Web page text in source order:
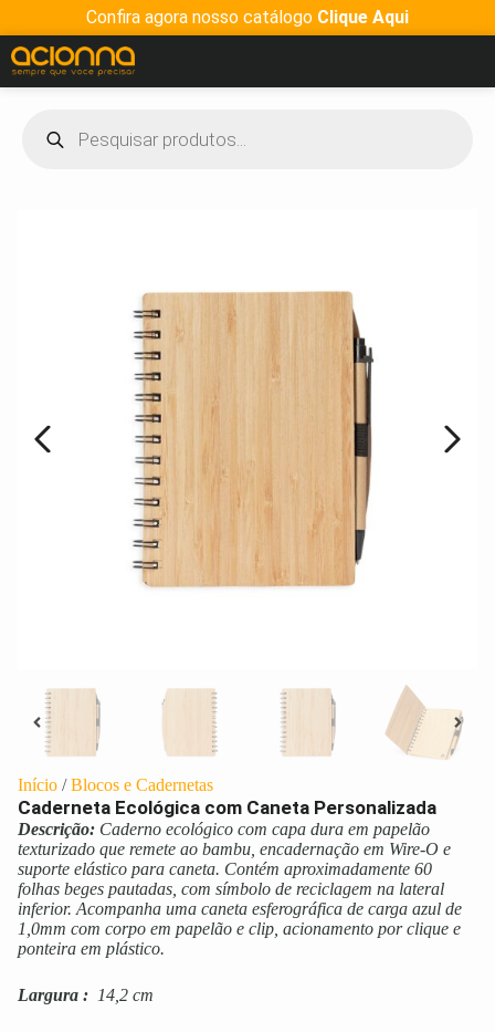
Confira agora nosso catálogo Clique Aqui
Início /Blocos e Cadernetas
Caderneta Ecológica com Caneta Personalizada
Descrição: Caderno ecológico com capa dura em papelão
texturizado que remete ao bambu, encadernação em Wire-O e
suporte elástico para caneta. Contém aproximadamente 60
folhas beges pautadas, com símbolo de reciclagem na lateral
inferior. Acompanha uma caneta esferográfica de carga azul de
1,0mm com corpo em papelão e clip, acionamento por clique e
ponteira em plástico.
Largura : 14,2 cm